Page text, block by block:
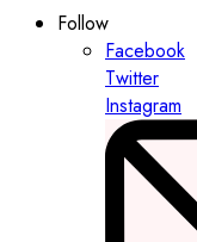
Follow
Facebook
Twitter
Instagram